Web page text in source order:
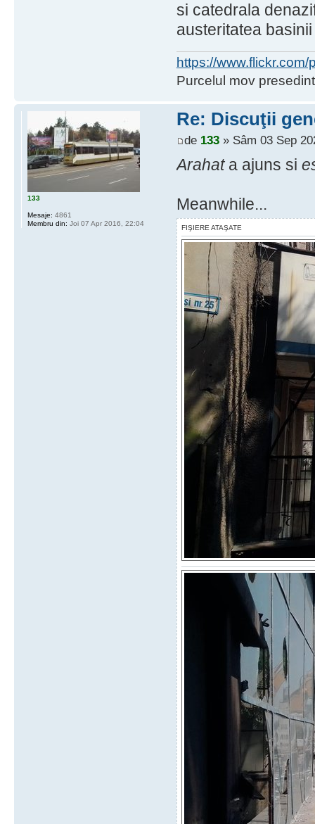
si catedrala
austeritatea
https://
Purcelul mov
Re: Discuţii
de 133» Sâm 03 Sep
Arahata ajuns si
Meanwhile...
FIŞIERE ATAŞATE
133
Mesaje: 4861
Membru din: Joi 07 Apr 2016, 22:04